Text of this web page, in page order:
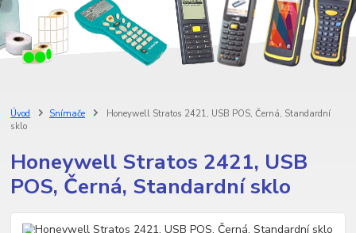
Úvod Snímače
Honeywell Stratos 2421, USB POS, Černá, Standardní
sklo
Honeywell Stratos 2421, USB
POS, Černá, Standardní sklo